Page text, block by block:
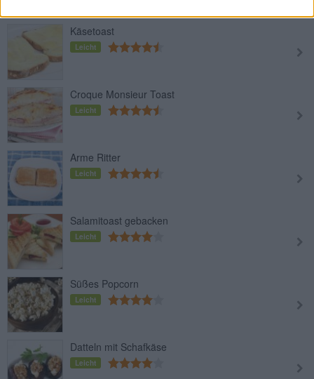
Käsetoast
Leicht
Croque Monsieur Toast
Leicht
Arme Ritter
Leicht
Salamitoast gebacken
Leicht
Süßes Popcorn
Leicht
Datteln mit Schafkäse
Leicht